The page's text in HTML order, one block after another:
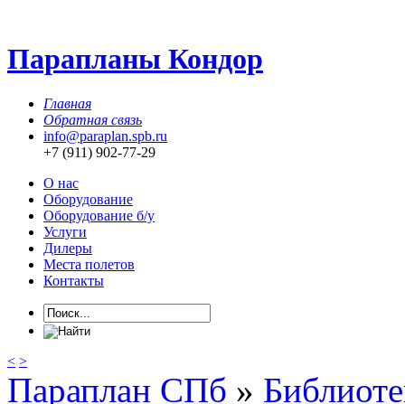
Парапланы Кондор
Главная
Обратная связь
info@paraplan.spb.ru
+7 (911) 902-77-29
О нас
Оборудование
Оборудование б/у
Услуги
Дилеры
Места полетов
Контакты
< >
Параплан СПб »